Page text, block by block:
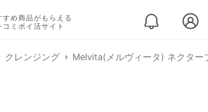
すめ商品がもらえる
コミポイ活サイト
クレンジング Melvita(メルヴィータ) ネクター